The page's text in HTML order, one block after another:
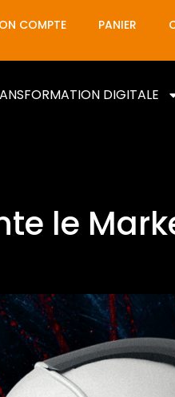
COMPTE PANIER
DIGITALE
le